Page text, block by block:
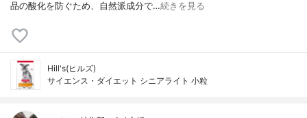
品の酸化を防ぐため、自然派成分で…続きを見る
Hill's(ヒルズ)
サイエンス・ダイエット シニアライト 小粒